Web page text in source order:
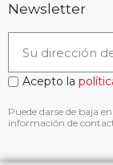
Newsletter
Acepto la
Puede darse de baja
información de